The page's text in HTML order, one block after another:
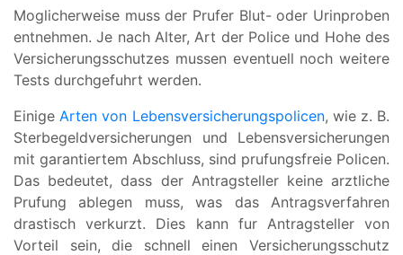
Moglicherweise muss der Prufer Blut- oder Urinproben
entnehmen. Je nach Alter, Art der Police und Hohe des
Versicherungsschutzes mussen eventuell noch weitere
Tests durchgefuhrt werden.
Einige Arten von Lebensversicherungspolicen, wie z. B.
Sterbegeldversicherungen und Lebensversicherungen
mit garantiertem Abschluss, sind prufungsfreie Policen.
Das bedeutet, dass der Antragsteller keine arztliche
Prufung ablegen muss, was das Antragsverfahren
drastisch verkurzt. Dies kann fur Antragsteller von
Vorteil sein, die schnell einen Versicherungsschutz